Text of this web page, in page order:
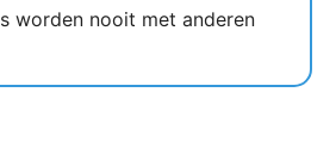
worden nooit met anderen